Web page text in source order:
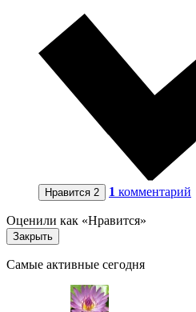
Нравится 2 1 комментарий
Оценили как «Нравится»
Закрыть
Самые активные сегодня